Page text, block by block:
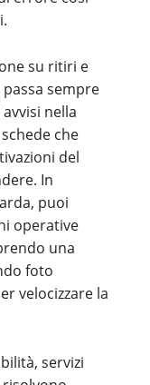
su ritiri e
sempre
nella
che
del
In
puoi
operative
una
foto
velocizzare la
servizi